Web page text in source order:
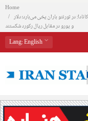
Home
در تورنتو باران یخی می‌بارد؛ دلار
و یورو در مقابل ریال رکورد شکستند
Lang: English